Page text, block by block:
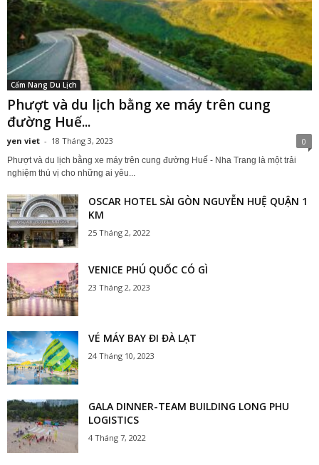
Cẩm Nang Du Lịch
Phượt và du lịch bằng xe máy trên cung
đường Huế...
yen viet - 18 Tháng 3, 2023 0
Phượt và du lịch bằng xe máy trên cung đường Huế - Nha Trang là một trải
nghiệm thú vị cho những ai yêu...
OSCAR HOTEL SÀI GÒN NGUYỄN HUỆ QUẬN 1
KM
25 Tháng 2, 2022
VENICE PHÚ QUỐC CÓ GÌ
23 Tháng 2, 2023
VÉ MÁY BAY ĐI ĐÀ LẠT
24 Tháng 10, 2023
GALA DINNER-TEAM BUILDING LONG PHU
LOGISTICS
4 Tháng 7, 2022